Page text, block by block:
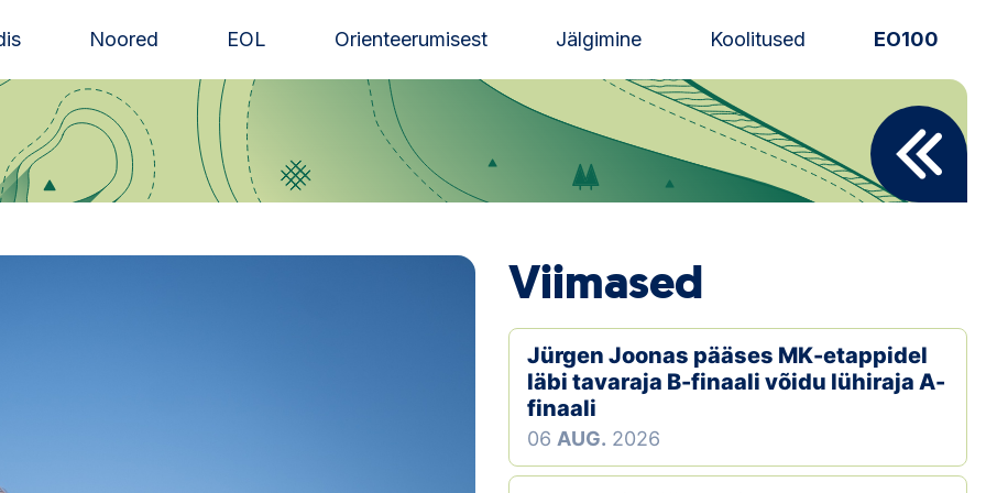
Noored EOL Orienteerumisest Jälgimine Koolitused EO100
Uudised
Alustajale
Eesti Orienteerumine 100!
Toetamine
Telli litsents!
Noored
Viimased
Jürgen Joonas pääses MK-etappidel
läbi tavaraja B-finaali võidu lühiraja A-
finaali
06 AUG. 2026